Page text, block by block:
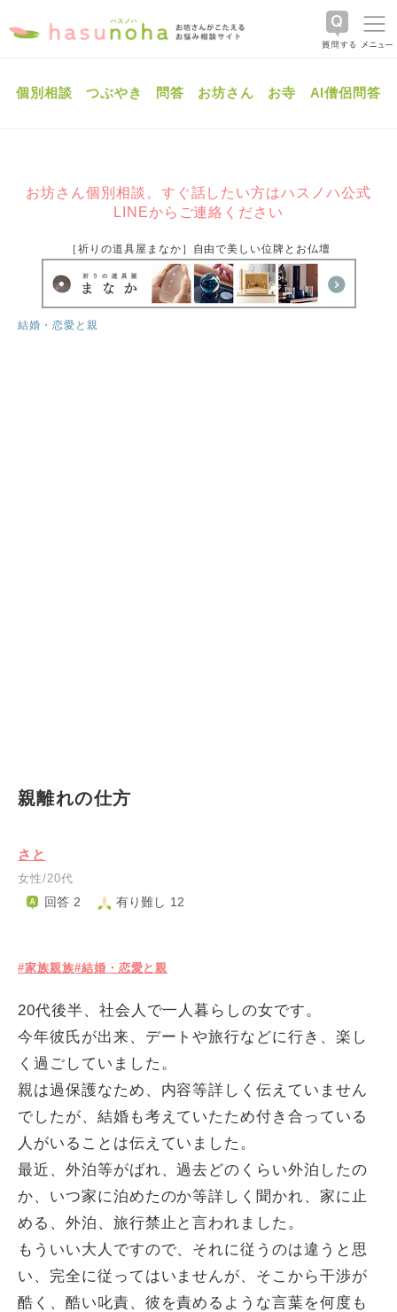
個別相談 つぶやき 問答 お坊さん お寺 AI僧侶問答
お坊さん個別相談。すぐ話したい方はハスノハ公式
LINEからご連絡ください
［祈りの道具屋まなか］自由で美しい位牌とお仏壇
結婚・恋愛と親
親離れの仕方
さと
女性/20代
回答 2 有り難し 12
#家族親族#結婚・恋愛と親
20代後半、社会人で一人暮らしの女です。
今年彼氏が出来、デートや旅行などに行き、楽し
く過ごしていました。
親は過保護なため、内容等詳しく伝えていません
でしたが、結婚も考えていたため付き合っている
人がいることは伝えていました。
最近、外泊等がばれ、過去どのくらい外泊したの
か、いつ家に泊めたのか等詳しく聞かれ、家に止
める、外泊、旅行禁止と言われました。
もういい大人ですので、それに従うのは違うと思
い、完全に従ってはいませんが、そこから干渉が
酷く、酷い叱責、彼を責めるような言葉を何度も